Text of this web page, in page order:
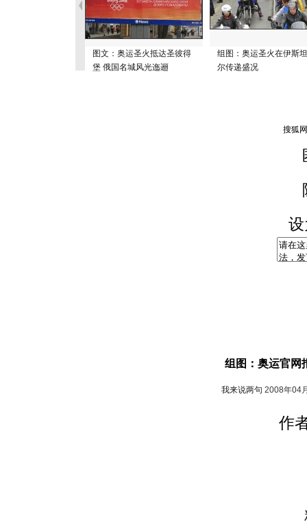
图文：奥运圣火抵达圣彼得
堡 俄国名城风光迤逦
组图：奥运圣火在伊斯
尔传递盛况
组图：奥运官网
我来说两句 2008年04
作